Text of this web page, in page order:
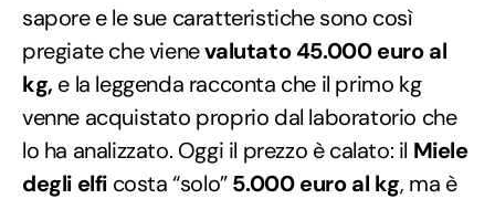
sapore e le sue caratteristiche sono così
pregiate che vienevalutato 45.000 euro al
kg, e la leggenda racconta che il primo kg
venne acquistato proprio dal laboratorio che
lo ha analizzato. Oggi il prezzo è calato: il Miele
degli elfi costa “solo”5.000 euro al kg, ma è